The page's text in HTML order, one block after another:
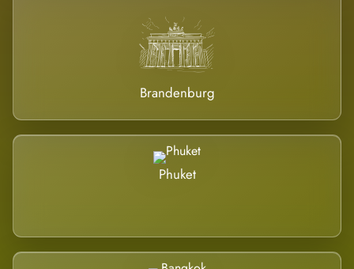
Brandenburg
Phuket